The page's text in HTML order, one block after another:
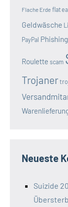
Flache Erde flat
Geldwäsche
PayPal Phishing
Roulette scam
Trojaner
Neueste
Suizide